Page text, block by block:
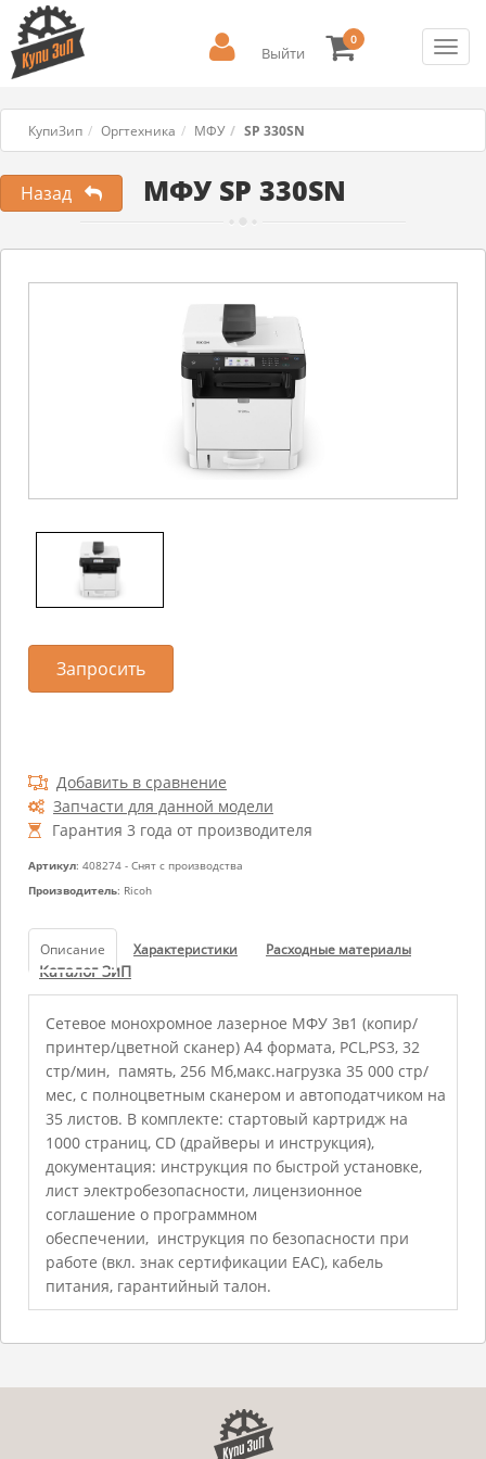
Выйти
0
КупиЗип Оргтехника МФУ SP 330SN
МФУ SP 330SN
Назад
Добавить в сравнение
Запчасти для данной модели
Гарантия 3 года от производителя
Артикул: 408274 - Снят с производства
Производитель: Ricoh
Запросить
Описание Характеристики Расходные материалы
Каталог ЗиП
Сетевое монохромное лазерное МФУ 3в1 (копир/
принтер/цветной сканер) А4 формата, PCL,PS3, 32
стр/мин, память, 256 Мб,макс.нагрузка 35 000 стр/
мес, с полноцветным сканером и автоподатчиком на
35 листов. В комплекте: стартовый картридж на
1000 страниц, CD (драйверы и инструкция),
документация: инструкция по быстрой установке,
лист электробезопасности, лицензионное
соглашение о программном
обеспечении, инструкция по безопасности при
работе (вкл. знак сертификации EAC), кабель
питания, гарантийный талон.